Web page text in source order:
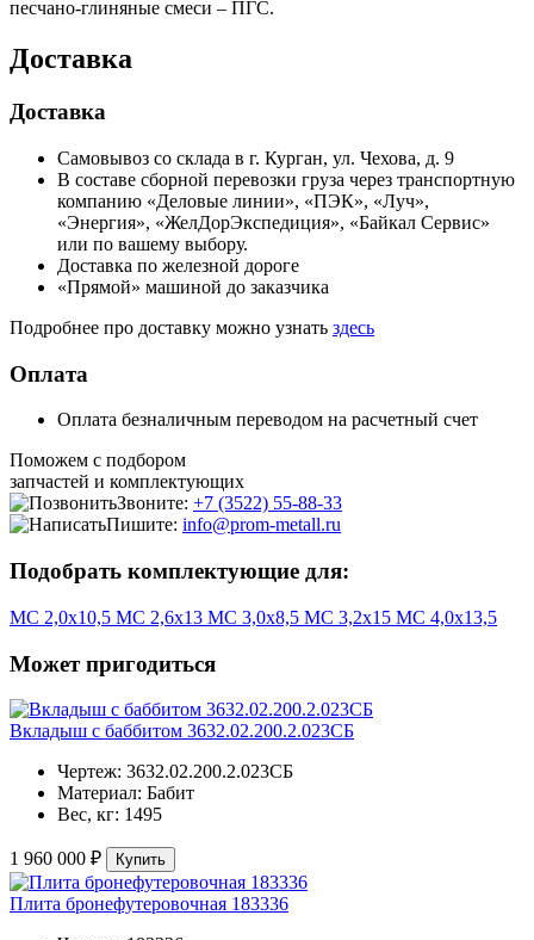
песчано-глиняные смеси – ПГС.
Доставка
Доставка
Самовывоз со склада в г. Курган, ул. Чехова, д. 9
В составе сборной перевозки груза через транспортную
компанию «Деловые линии», «ПЭК», «Луч»,
«Энергия», «ЖелДорЭкспедиция», «Байкал Сервис»
или по вашему выбору.
Доставка по железной дороге
«Прямой» машиной до заказчика
Подробнее про доставку можно узнать здесь
Оплата
Оплата безналичным переводом на расчетный счет
Поможем с подбором
запчастей и комплектующих
Звоните: +7 (3522) 55-88-33
Пишите: info@prom-metall.ru
Подобрать комплектующие для:
МС 2,0х10,5 МС 2,6х13 МС 3,0х8,5 МС 3,2х15 МС 4,0х13,5
Может пригодиться
Вкладыш с баббитом 3632.02.200.2.023СБ
Чертеж: 3632.02.200.2.023СБ
Материал: Бабит
Вес, кг: 1495
1 960 000 ₽ Купить
Плита бронефутеровочная 183336